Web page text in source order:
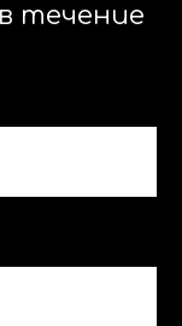
течение